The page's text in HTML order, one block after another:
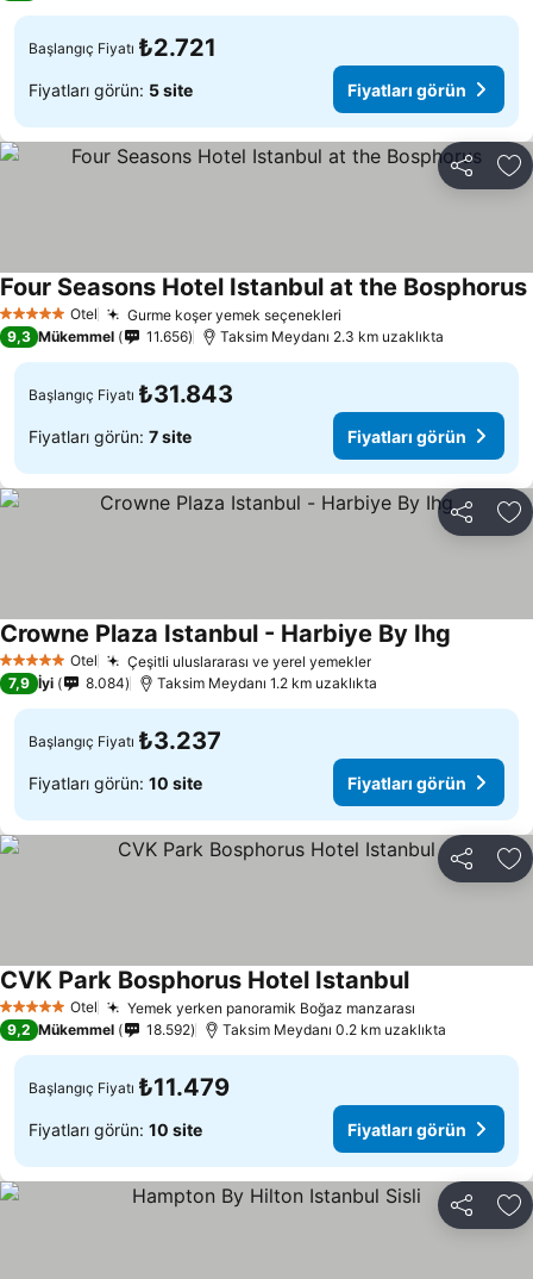
Başlangıç Fiyatı ₺2.721
Fiyatları görün: 5 site Fiyatları görün
Paylaş
5 Yıldız Otel Gurme koşer yemek seçenekleri
Four Seasons Hotel Istanbul at the Bosphorus
9,3 Mükemmel 11.656 Taksim Meydanı 2.3 km uzaklıkta
Başlangıç Fiyatı ₺31.843
Fiyatları görün: 7 site Fiyatları görün
Paylaş
5 Yıldız Otel Çeşitli uluslararası ve yerel yemekler
Crowne Plaza Istanbul - Harbiye By Ihg
7,9 İyi 8.084 Taksim Meydanı 1.2 km uzaklıkta
Başlangıç Fiyatı ₺3.237
Fiyatları görün: 10 site Fiyatları görün
Paylaş
5 Yıldız Otel Yemek yerken panoramik Boğaz manzarası
CVK Park Bosphorus Hotel Istanbul
9,2 Mükemmel 18.592 Taksim Meydanı 0.2 km uzaklıkta
Başlangıç Fiyatı ₺11.479
Fiyatları görün: 10 site Fiyatları görün
Paylaş